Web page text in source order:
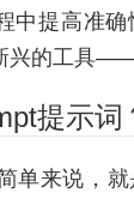
中提高准
兴的工具
提示词
单来说，